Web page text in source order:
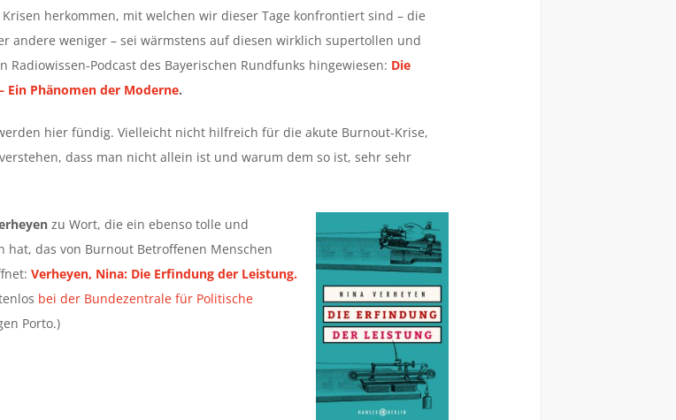
herkommen, mit welchen wir dieser Tage konfrontiert sind – die
andere weniger – sei wärmstens auf diesen wirklich supertollen und
Radiowissen-Podcast des Bayerischen Rundfunks hingewiesen: Die
Ein Phänomen der Moderne.
hier fündig. Vielleicht nicht hilfreich für die akute Burnout-Krise,
dass man nicht allein ist und warum dem so ist, sehr sehr
zu Wort, die ein ebenso tolle und
hat, das von Burnout Betroffenen Menschen
Verheyen, Nina: Die Erfindung der Leistung.
bei der Bundezentrale für Politische
Porto.)